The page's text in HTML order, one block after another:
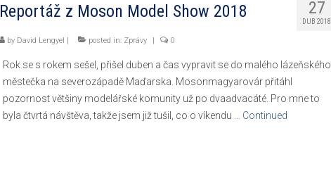
27
DUB 2018
Reportáž z Moson Model Show 2018
by David Lengyel | posted in: Zprávy | 0
Rok se s rokem sešel, přišel duben a čas vypravit se do malého lázeňského
městečka na severozápadě Maďarska. Mosonmagyarovár přitáhl
pozornost většiny modelářské komunity už po dvaadvacáté. Pro mne to
byla čtvrtá návštěva, takže jsem již tušil, co o víkendu … Continued